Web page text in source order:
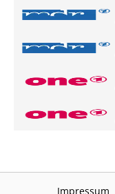
Impressum